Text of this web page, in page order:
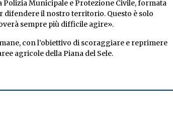
Polizia Municipale e Protezione Civile, formata
difendere il nostro territorio. Questo è solo
sempre più difficile agire».
con l’obiettivo di scoraggiare e reprimere
agricole della Piana del Sele.